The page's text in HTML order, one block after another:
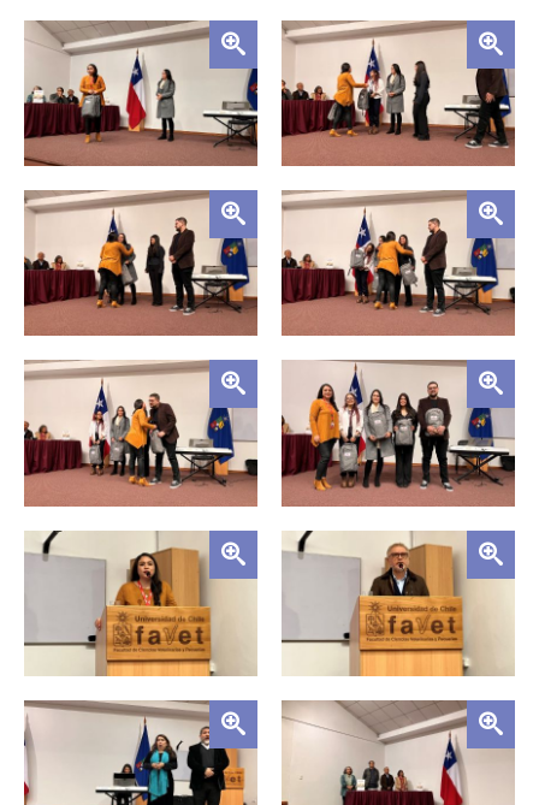
Zoom Zoom
Zoom Zoom
Zoom
Zoom Zoom
Zoom Zoom